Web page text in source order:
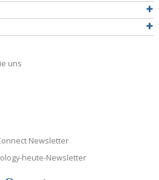
uns
Newsletter
heute-Newsletter